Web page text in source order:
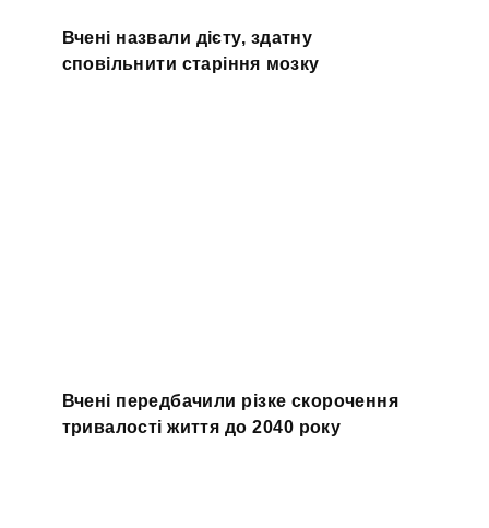
Вчені назвали дієту, здатну
сповільнити старіння мозку
Вчені передбачили різке скорочення
тривалості життя до 2040 року